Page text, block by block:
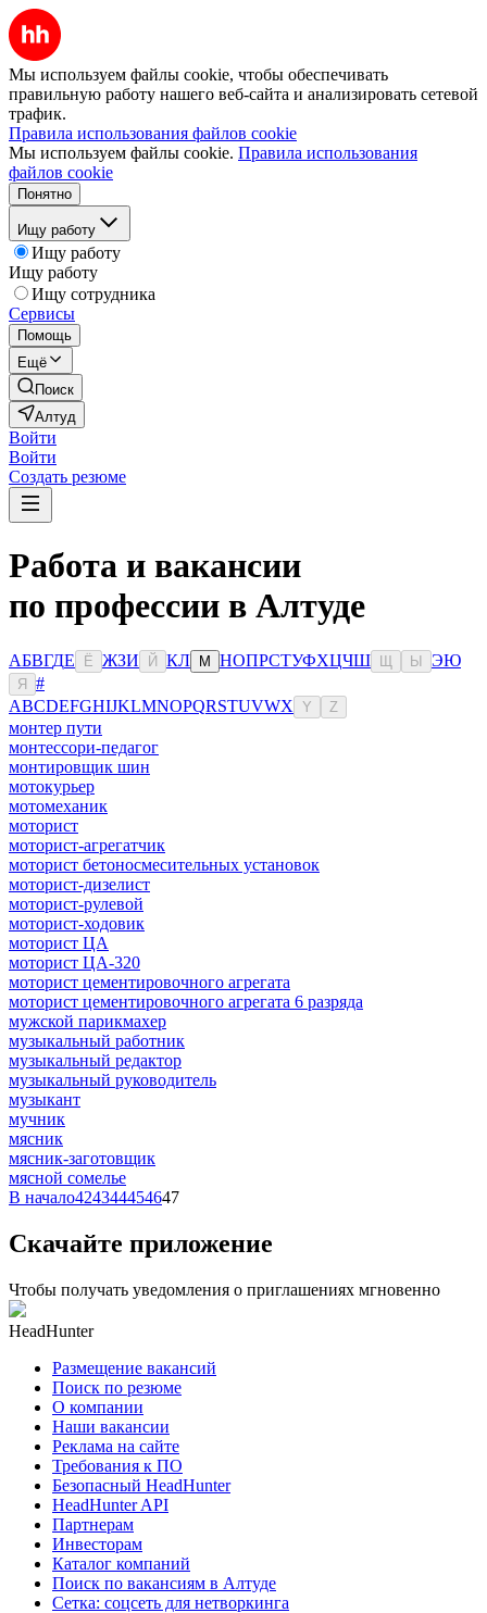
Мы используем файлы cookie, чтобы обеспечивать
правильную работу нашего веб-сайта и анализировать сетевой
трафик.
Правила использования файлов cookie
Мы используем файлы cookie. Правила использования
файлов cookie
Понятно
Ищу работу
Ищу работу
Ищу работу
Ищу сотрудника
Сервисы
Помощь
Ещё
Поиск
Алтуд
Войти
Войти
Создать резюме
Работа и вакансии
по профессии в Алтуде
АБВГДЕ Ё ЖЗИ Й КЛ М НОПРСТУФХЦЧШ Ы ЭЮ
Я
#
ABCDEFGHIJKLMNOPQRSTUVWX Y Z
монтер пути
монтессори-педагог
монтировщик шин
мотокурьер
мотомеханик
моторист
моторист-агрегатчик
моторист бетоносмесительных установок
моторист-дизелист
моторист-рулевой
моторист-ходовик
моторист ЦА
моторист ЦА-320
моторист цементировочного агрегата
моторист цементировочного агрегата 6 разряда
мужской парикмахер
музыкальный работник
музыкальный редактор
музыкальный руководитель
музыкант
мучник
мясник
мясник-заготовщик
мясной сомелье
В начало424344454647
Скачайте приложение
Чтобы получать уведомления о приглашениях мгновенно
HeadHunter
Размещение вакансий
Поиск по резюме
О компании
Наши вакансии
Реклама на сайте
Требования к ПО
Безопасный HeadHunter
HeadHunter API
Партнерам
Инвесторам
Каталог компаний
Поиск по вакансиям в Алтуде
Сетка: соцсеть для нетворкинга